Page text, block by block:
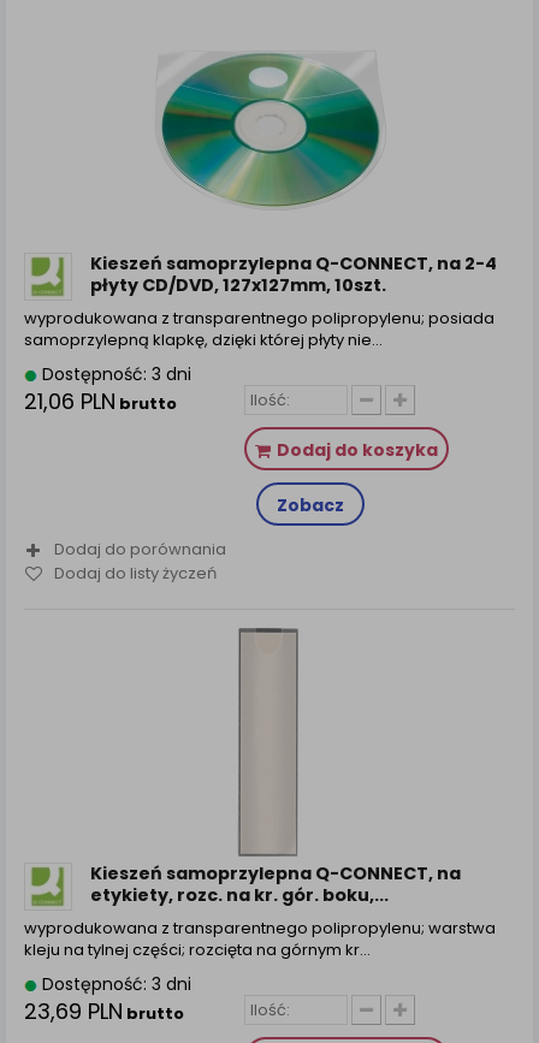
Kieszeń samoprzylepna Q-CONNECT, na 2-4
płyty CD/DVD, 127x127mm, 10szt.
wyprodukowana z transparentnego polipropylenu; posiada
samoprzylepną klapkę, dzięki której płyty nie...
Dostępność: 3 dni
21,06 PLN brutto
Dodaj do koszyka
Zobacz
Dodaj do porównania
Dodaj do listy życzeń
Kieszeń samoprzylepna Q-CONNECT, na
etykiety, rozc. na kr. gór. boku,...
wyprodukowana z transparentnego polipropylenu; warstwa
kleju na tylnej części; rozcięta na górnym kr...
Dostępność: 3 dni
23,69 PLN brutto